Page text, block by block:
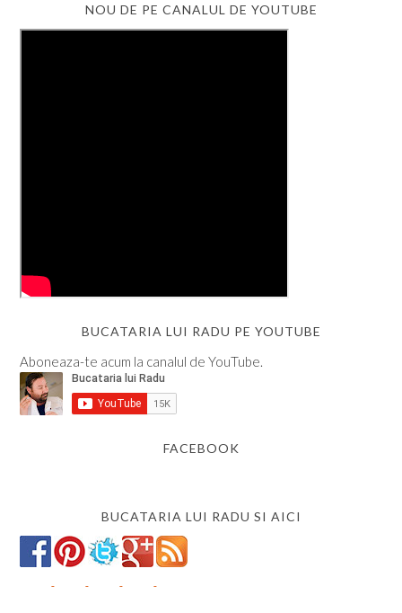
NOU DE PE CANALUL DE YOUTUBE
BUCATARIA LUI RADU PE YOUTUBE
Aboneaza-te acum la canalul de YouTube.
FACEBOOK
BUCATARIA LUI RADU SI AICI